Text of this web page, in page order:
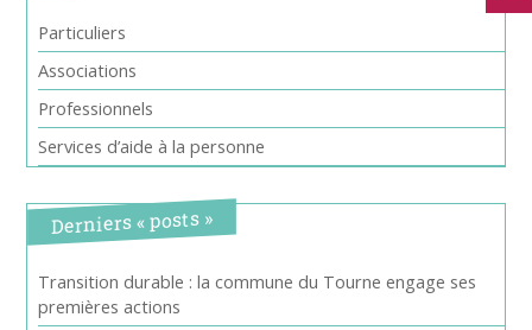
Particuliers
Associations
Professionnels
Services d’aide à la personne
Derniers « posts »
Transition durable : la commune du Tourne engage ses
premières actions